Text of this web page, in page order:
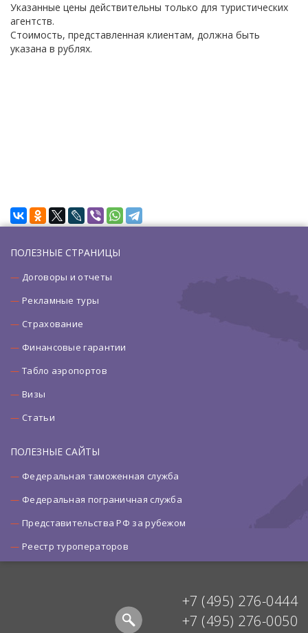
Указанные цены действительны только для туристических
агентств.
Стоимость, представленная клиентам, должна быть
указана в рублях.
ПОЛЕЗНЫЕ СТРАНИЦЫ
Договоры и отчеты
Рекламные туры
Страхование
Финансовые гарантии
Табло аэропортов
Визы
Статьи
ПОЛЕЗНЫЕ САЙТЫ
Федеральная таможенная служба
Федеральная пограничная служба
Представительства РФ за рубежом
Реестр туроператоров
+7 (495) 276-0444
+7 (495) 276-0050